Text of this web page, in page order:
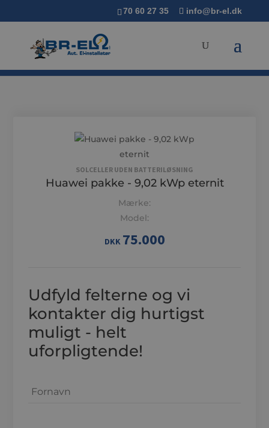
70 60 27 35 info@br-el.dk
Udfyld felterne og vi
kontakter dig hurtigst
muligt - helt
uforpligtende!
SOLCELLER UDEN BATTERILØSNING
Huawei pakke - 9,02 kWp eternit
Mærke:
Model:
DKK 75.000